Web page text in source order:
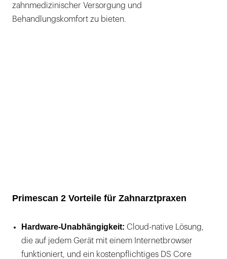
zahnmedizinischer Versorgung und
Behandlungskomfort zu bieten.
Primescan 2 Vorteile für Zahnarztpraxen
Hardware-Unabhängigkeit: Cloud-native Lösung,
die auf jedem Gerät mit einem Internetbrowser
funktioniert, und ein kostenpflichtiges DS Core